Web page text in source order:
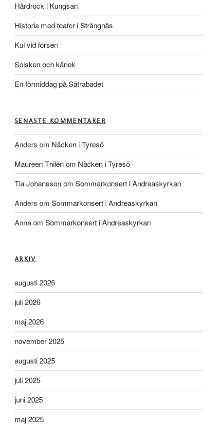
Hårdrock i Kungsan
Historia med teater i Strängnäs
Kul vid forsen
Solsken och kärlek
En förmiddag på Sätrabadet
SENASTE KOMMENTARER
Anders om Näcken i Tyresö
Maureen Thilénom Näcken i Tyresö
Tia Johanssonom Sommarkonsert i Andreaskyrkan
Anders om Sommarkonsert i Andreaskyrkan
Annaom Sommarkonsert i Andreaskyrkan
ARKIV
augusti 2026
juli 2026
maj 2026
november 2025
augusti 2025
juli 2025
juni 2025
maj 2025